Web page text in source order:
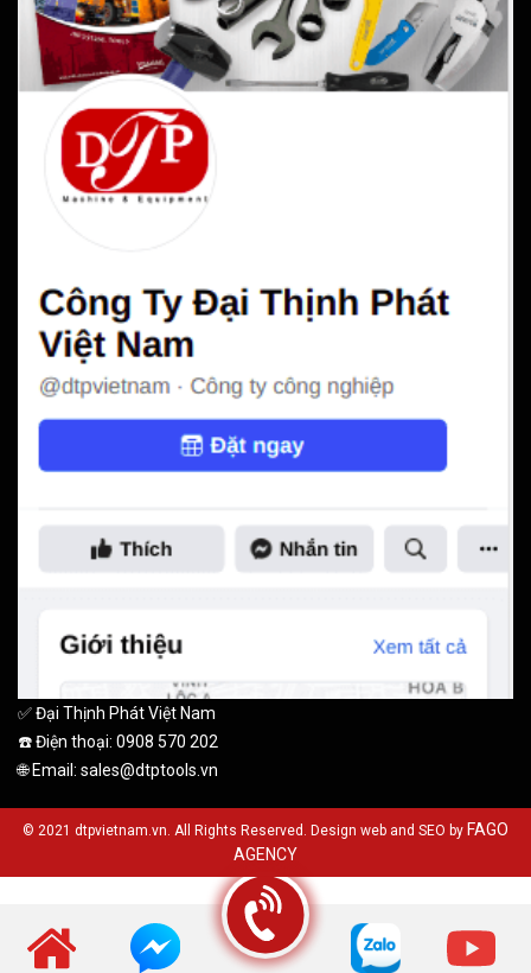
✅ Đại Thịnh Phát Việt Nam
☎️ Điện thoại: 0908 570 202
🌐 Email: sales@dtptools.vn
© 2021 dtpvietnam.vn. All Rights Reserved. Design web and SEO by FAGO
AGENCY